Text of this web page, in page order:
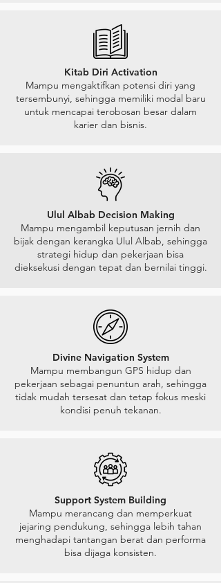
Kitab Diri Activation
Mampu mengaktifkan potensi diri yang
tersembunyi, sehingga memiliki modal baru
untuk mencapai terobosan besar dalam
karier dan bisnis.
Ulul Albab Decision Making
Mampu mengambil keputusan jernih dan
bijak dengan kerangka Ulul Albab, sehingga
strategi hidup dan pekerjaan bisa
dieksekusi dengan tepat dan bernilai tinggi.
Divine Navigation System
Mampu membangun GPS hidup dan
pekerjaan sebagai penuntun arah, sehingga
tidak mudah tersesat dan tetap fokus meski
kondisi penuh tekanan.
Support System Building
Mampu merancang dan memperkuat
jejaring pendukung, sehingga lebih tahan
menghadapi tantangan berat dan performa
bisa dijaga konsisten.